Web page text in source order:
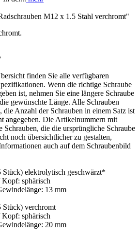
M12 x 1.5 Stahl verchromt"
finden Sie alle verfügbaren
Wenn die richtige Schraube
ist, nehmen Sie eine längere Schraube
gewünschte Länge. Alle Schrauben
die Anzahl der Schrauben in einem Satz ist
angegeben. Die Artikelnummern mit
Schrauben, die die ursprüngliche Schraube
noch übersichtlicher zu gestalten,
auch auf dem Schraubenbild
elektrolytisch geschwärzt*
Kopf: sphärisch
13 mm
verchromt
Kopf: sphärisch
20 mm